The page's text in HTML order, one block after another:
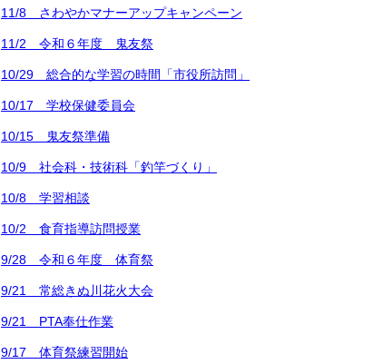
11/8 さわやかマナーアップキャンペーン
11/2 令和６年度 鬼友祭
10/29 総合的な学習の時間「市役所訪問」
10/17 学校保健委員会
10/15 鬼友祭準備
10/9 社会科・技術科「釣竿づくり」
10/8 学習相談
10/2 食育指導訪問授業
9/28 令和６年度 体育祭
9/21 常総きぬ川花火大会
9/21 PTA奉仕作業
9/17 体育祭練習開始